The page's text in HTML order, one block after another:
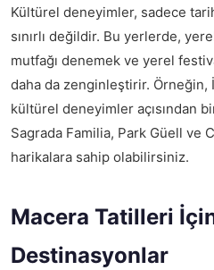
Kültürel deneyimler, sadece
sınırlı değildir. Bu yerlerde,
mutfağı denemek ve yerel
daha da zenginleştirir. Örneğin,
kültürel deneyimler açısından
Sagrada Familia, Park Güell ve
harikalara sahip olabilirsiniz.
Macera Tatilleri
Destinasyonlar